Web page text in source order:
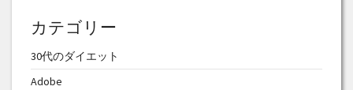
カテゴリー
30代のダイエット
Adobe